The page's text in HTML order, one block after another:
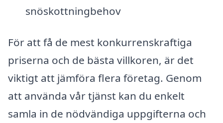
snöskottningbehov
För att få de mest konkurrenskraftiga
priserna och de bästa villkoren, är det
viktigt att jämföra flera företag. Genom
att använda vår tjänst kan du enkelt
samla in de nödvändiga uppgifterna och